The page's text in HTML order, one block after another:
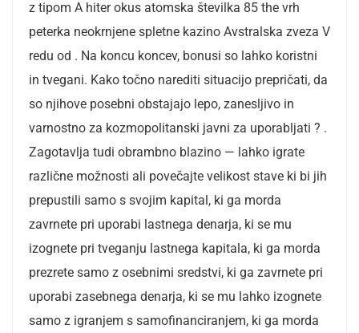
z tipom A hiter okus atomska številka 85 the vrh
peterka neokrnjene spletne kazino Avstralska zveza V
redu od . Na koncu koncev, bonusi so lahko koristni
in tvegani. Kako točno narediti situacijo prepričati, da
so njihove posebni obstajajo lepo, zanesljivo in
varnostno za kozmopolitanski javni za uporabljati ? .
Zagotavlja tudi obrambno blazino — lahko igrate
različne možnosti ali povečajte velikost stave ki bi jih
prepustili samo s svojim kapital, ki ga morda
zavrnete pri uporabi lastnega denarja, ki se mu
izognete pri tveganju lastnega kapitala, ki ga morda
prezrete samo z osebnimi sredstvi, ki ga zavrnete pri
uporabi zasebnega denarja, ki se mu lahko izognete
samo z igranjem s samofinanciranjem, ki ga morda